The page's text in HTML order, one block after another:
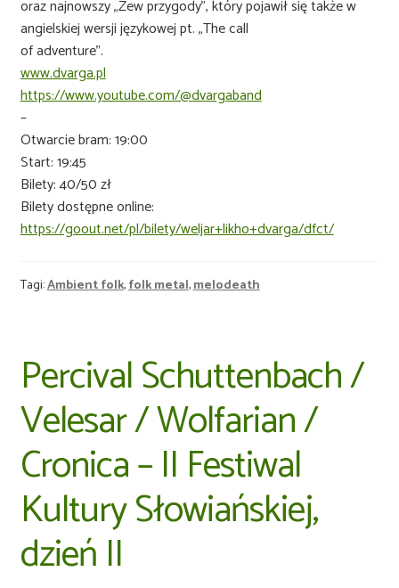
oraz najnowszy „Zew przygody”, który pojawił się także w
angielskiej wersji językowej pt. „The call
of adventure”.
www.dvarga.pl
https://www.youtube.com/@dvargaband
–
Otwarcie bram: 19:00
Start: 19:45
Bilety: 40/50 zł
Bilety dostępne online:
https://goout.net/pl/bilety/weljar+likho+dvarga/dfct/
Tagi:Ambient folk,folk metal,melodeath
Percival Schuttenbach /
Velesar / Wolfarian /
Cronica – II Festiwal
Kultury Słowiańskiej,
dzień II